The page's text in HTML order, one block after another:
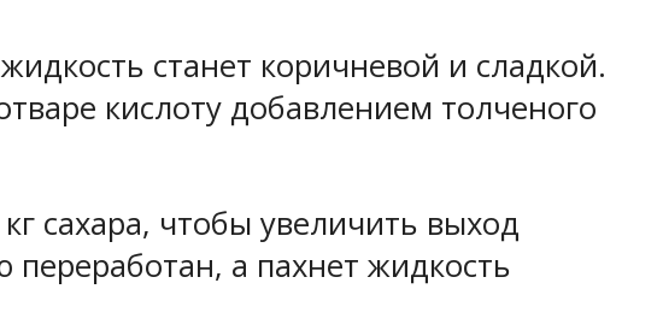
станет коричневой и сладкой.
кислоту добавлением толченого
сахара, чтобы увеличить выход
переработан, а пахнет жидкость